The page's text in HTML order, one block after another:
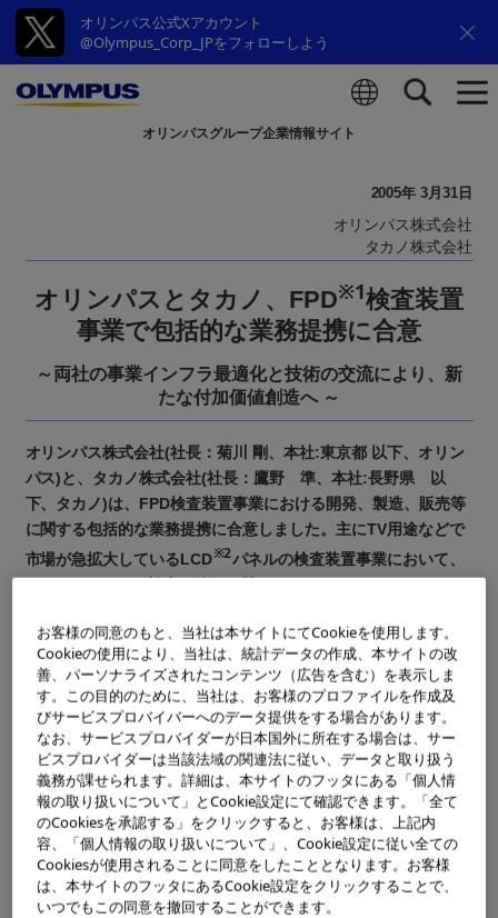
オリンパス公式Xアカウント
@Olympus_Corp_JPをフォローしよう
オリンパスグループ企業情報サイト
2005年 3月31日
オリンパス株式会社
タカノ株式会社
オリンパスとタカノ、FPD※1検査装置
事業で包括的な業務提携に合意
～両社の事業インフラ最適化と技術の交流により、新
たな付加価値創造へ ～
オリンパス株式会社(社長：菊川 剛、本社:東京都 以下、オリン
パス)と、タカノ株式会社(社長：鷹野 準、本社:長野県 以
下、タカノ)は、FPD検査装置事業における開発、製造、販売等
に関する包括的な業務提携に合意しました。主にTV用途などで
市場が急拡大しているLCD※2パネルの検査装置事業において、
ンフラを相互活用・最適化していきます。今後は両社が各々強
みとする技術・製品を相互供給することにより、新たなLCD検
査装置・品質管理システムをお客さまに提供していきます。
提携の背景と目的
LCDはモニタ・ノート型パソコンに広く使用され、最近ではさ
らにTV用途で需要が急拡大しています。そのため、その生産現
場ではLCD普及に向けた急激なコストダウン・技術革新が行な
われ、検査関連装置の機能や価格・納期に対してもお客さまの
要求・期待は益々厳しさを増しています。
お客様の同意のもと、当社は本サイトにてCookieを使用します。
Cookieの使用により、当社は、統計データの作成、本サイトの改
善、パーソナライズされたコンテンツ（広告を含む）を表示しま
す。この目的のために、当社は、お客様のプロファイルを作成及
びサービスプロバイバーへのデータ提供をする場合があります。
なお、サービスプロバイダーが日本国外に所在する場合は、サー
ビスプロバイダーは当該法域の関連法に従い、データと取り扱う
義務が課せられます。詳細は、本サイトのフッタにある「個人情
報の取り扱いについて」とCookie設定にて確認できます。「全て
のCookiesを承認する」をクリックすると、お客様は、上記内
容、「個人情報の取り扱いについて」、Cookie設定に従い全ての
Cookiesが使用されることに同意をしたこととなります。お客様
は、本サイトのフッタにあるCookie設定をクリックすることで、
いつでもこの同意を撤回することができます。